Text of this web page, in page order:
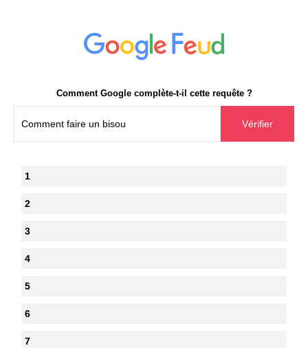
Comment Google complète-t-il cette requête ?
1
2
3
4
5
6
7